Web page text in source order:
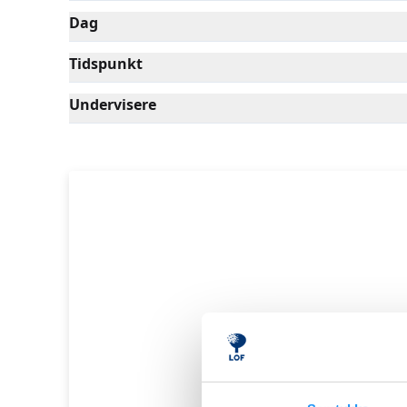
Dag
Tidspunkt
Undervisere